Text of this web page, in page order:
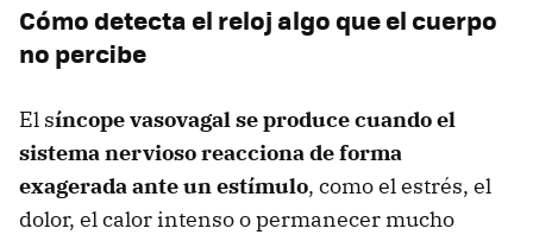
Cómo detecta el reloj algo que el cuerpo
no percibe
El síncope vasovagal se produce cuando el
sistema nervioso reacciona de forma
exagerada ante un estímulo, como el estrés, el
dolor, el calor intenso o permanecer mucho